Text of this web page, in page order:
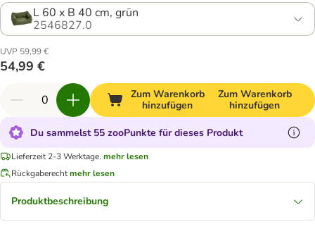
L 60 x B 40 cm, grün
2546827.0
UVP 59,99 €
54,99 €
Zum Warenkorb
hinzufügen
Zum Warenkorb
hinzufügen
Du sammelst 55 zooPunkte für dieses Produkt
Lieferzeit 2-3 Werktage. mehr lesen
Rückgaberechtmehr lesen
Produktbeschreibung